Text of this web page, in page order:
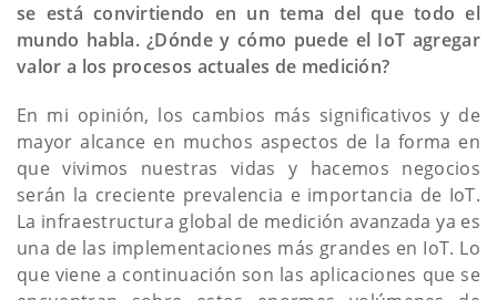
se está convirtiendo en un tema del que todo el
mundo habla. ¿Dónde y cómo puede el IoT agregar
valor a los procesos actuales de medición?
En mi opinión, los cambios más significativos y de
mayor alcance en muchos aspectos de la forma en
que vivimos nuestras vidas y hacemos negocios
serán la creciente prevalencia e importancia de IoT.
La infraestructura global de medición avanzada ya es
una de las implementaciones más grandes en IoT. Lo
que viene a continuación son las aplicaciones que se